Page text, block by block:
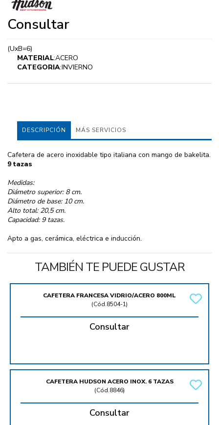
Consultar
(UxB=6)
MATERIAL:ACERO
CATEGORIA:INVIERNO
DESCRIPCIÓN MÁS SERVICIOS
Cafetera de acero inoxidable tipo italiana con mango de bakelita.
9 tazas
Medidas:
Diámetro superior: 8 cm.
Diámetro de base: 10 cm.
Alto total: 20,5 cm.
Capacidad: 9 tazas.
Apto a gas, cerámica, eléctrica e inducción.
TAMBIÉN TE PUEDE GUSTAR
CAFETERA FRANCESA VIDRIO/ACERO 800ML
(Cód.8504-1)
Consultar
CAFETERA HUDSON ACERO INOX. 6 TAZAS
(Cód.8846)
Consultar